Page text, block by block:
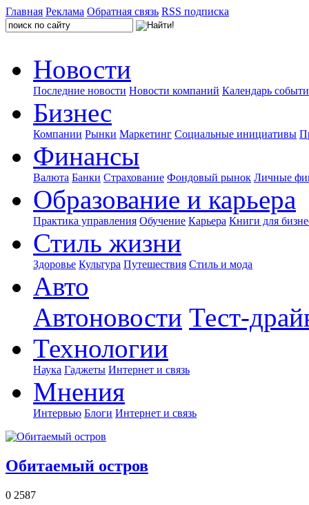
Главная Реклама Обратная связь RSS подписка
Новости
Последние новости Новости компаний Календарь
Бизнес
Компании Рынки Маркетинг Социальные инициативы
Финансы
Валюта Банки Страхование Фондовый рынок Личные
Образование и карьера
Практика управления Обучение Карьера Книги для
Стиль жизни
Здоровье Культура Путешествия Стиль и мода
Авто
Автоновости Тест-
Технологии
Наука Гаджеты Интернет и связь
Мнения
Интервью Блоги Интернет и связь
Обитаемый остров
0 2587